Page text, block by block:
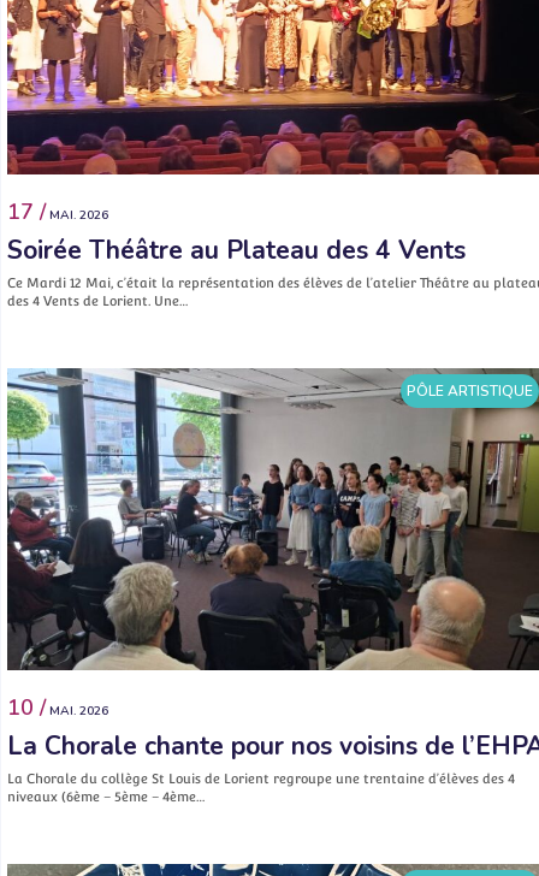
17 / MAI. 2026
Soirée Théâtre au Plateau des 4 Vents
Ce Mardi 12 Mai, c’était la représentation des élèves de l’atelier Théâtre au
des 4 Vents de Lorient. Une…
PÔLE ARTISTIQUE
10 / MAI. 2026
La Chorale chante pour nos voisins de
La Chorale du collège St Louis de Lorient regroupe une trentaine d’élèves des 4
niveaux (6ème – 5ème – 4ème…